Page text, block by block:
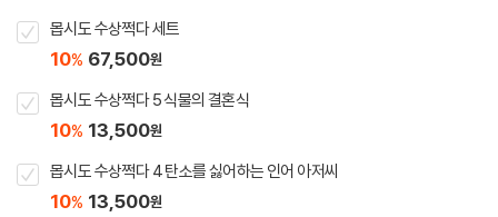
몹시도 수상쩍다 세트
10% 67,500원
몹시도 수상쩍다 5 식물의 결혼식
10% 13,500원
몹시도 수상쩍다 4 탄소를 싫어하는 인어 아저씨
10% 13,500원